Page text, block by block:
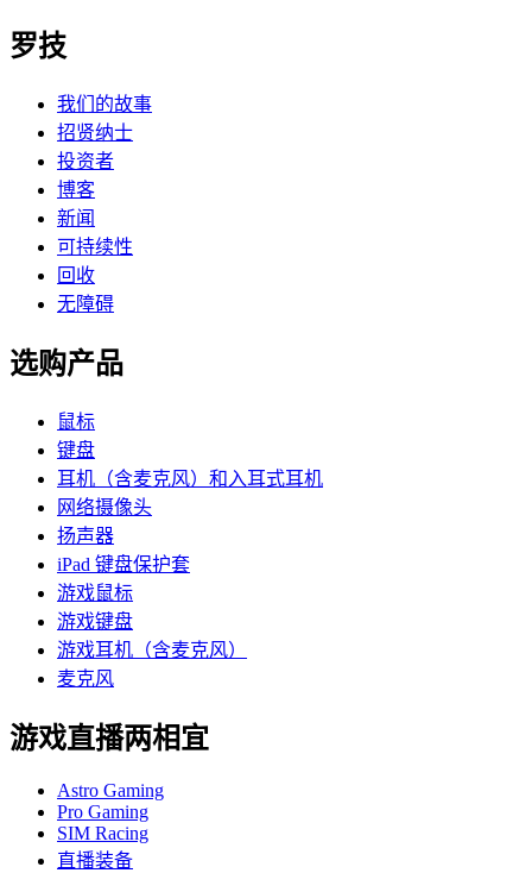
罗技
我们的故事
招贤纳士
投资者
博客
新闻
可持续性
回收
无障碍
选购产品
鼠标
键盘
耳机（含麦克风）和入耳式耳机
网络摄像头
扬声器
iPad 键盘保护套
游戏鼠标
游戏键盘
游戏耳机（含麦克风）
麦克风
游戏直播两相宜
Astro Gaming
Pro Gaming
SIM Racing
直播装备